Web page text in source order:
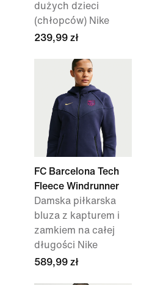
dużych dzieci
(chłopców) Nike
239,99 zł
FC Barcelona Tech
Fleece Windrunner
Damska piłkarska
bluza z kapturem i
zamkiem na całej
długości Nike
589,99 zł